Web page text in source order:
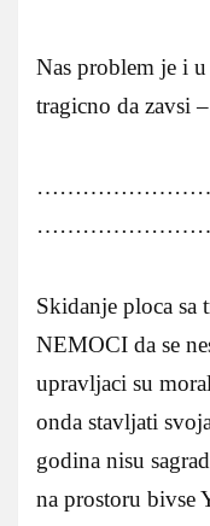
Nas problem je i
tragicno da zavsi
Skidanje ploca sa
NEMOCI da se
upravljaci su
onda stavljati
godina nisu
na prostoru bivse